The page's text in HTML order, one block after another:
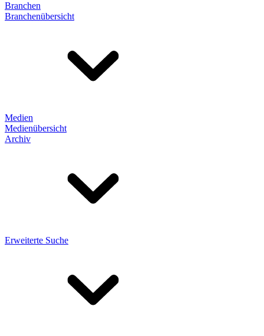
Branchen
Branchenübersicht
Medien
Medienübersicht
Archiv
Erweiterte Suche